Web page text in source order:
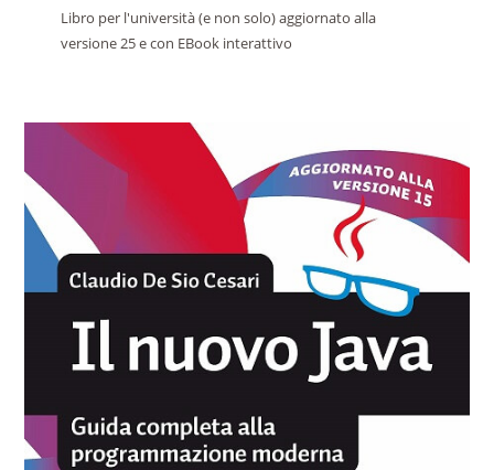
Libro per l'università (e non solo) aggiornato alla
versione 25 e con EBook interattivo